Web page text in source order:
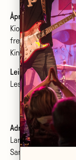
Åpningstider kino:
Kiosken er åpen fra
frem til siste film
Kinoprogram:
Leie lokale?
Les om
Adresse:
Larvik kulturhus
Sanden 2, 3264 Larvik